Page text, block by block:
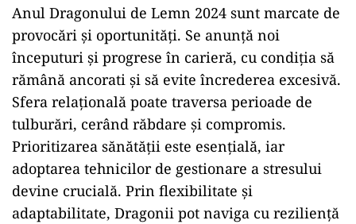
Anul Dragonului de Lemn 2024 sunt marcate de
provocări și oportunități. Se anunță noi
începuturi și progrese în carieră, cu condiția să
rămână ancorati și să evite încrederea excesivă.
Sfera relațională poate traversa perioade de
tulburări, cerând răbdare și compromis.
Prioritizarea sănătății este esențială, iar
adoptarea tehnicilor de gestionare a stresului
devine crucială. Prin flexibilitate și
adaptabilitate, Dragonii pot naviga cu reziliență